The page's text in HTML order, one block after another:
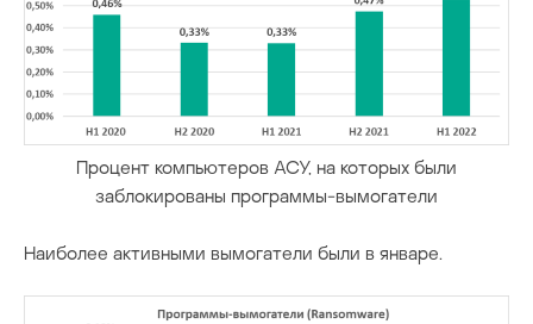
Процент компьютеров АСУ, на которых были
заблокированы программы-вымогатели
Наиболее активными вымогатели были в январе.